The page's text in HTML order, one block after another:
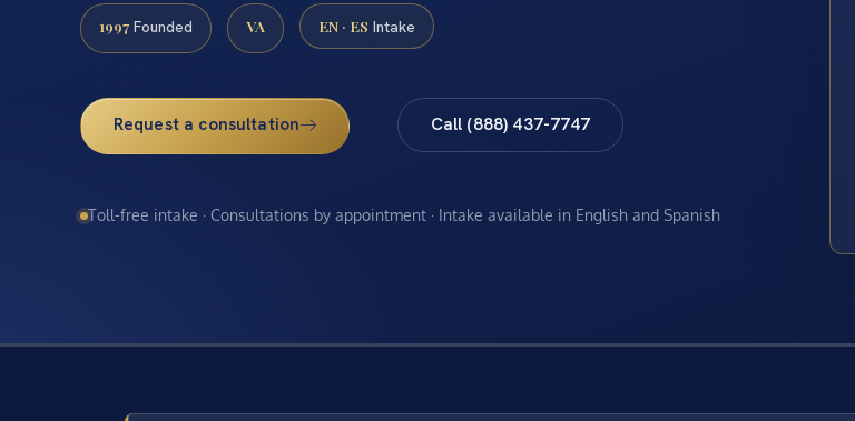
1997 Founded VA EN · ES Intake
Request a consultation Call (888) 437-7747
Toll-free intake · Consultations by appointment · Intake available in English and Spanish